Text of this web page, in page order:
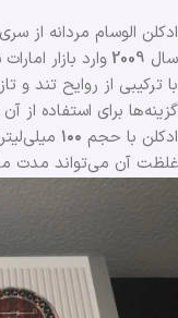
ادکلن الوسام مردانه از
سال 2009 وارد بازار
با ترکیبی از روایح تند و
گزینه‌ها برای استفاده از
ادکلن با حجم ۱۰۰
غلظت آن می‌تواند مدت